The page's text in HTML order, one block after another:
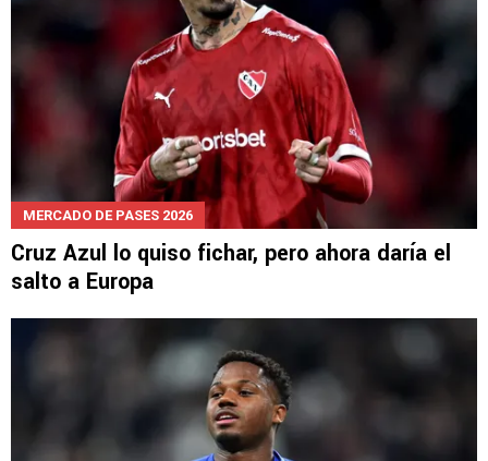
MERCADO DE PASES 2026
Cruz Azul lo quiso fichar, pero ahora daría el
salto a Europa